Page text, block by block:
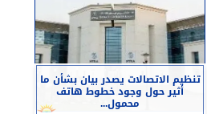
تنظيم الاتصالات يصدر بيان بشأن ما
أثير حول وجود خطوط هاتف
محمول...